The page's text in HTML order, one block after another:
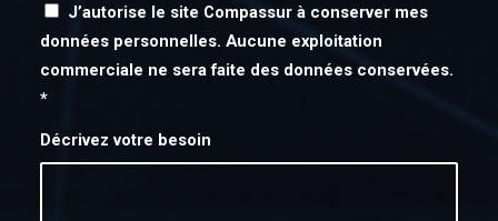
J’autorise le site Compassur à conserver mes
données personnelles. Aucune exploitation
commerciale ne sera faite des données conservées.
*
Décrivez votre besoin